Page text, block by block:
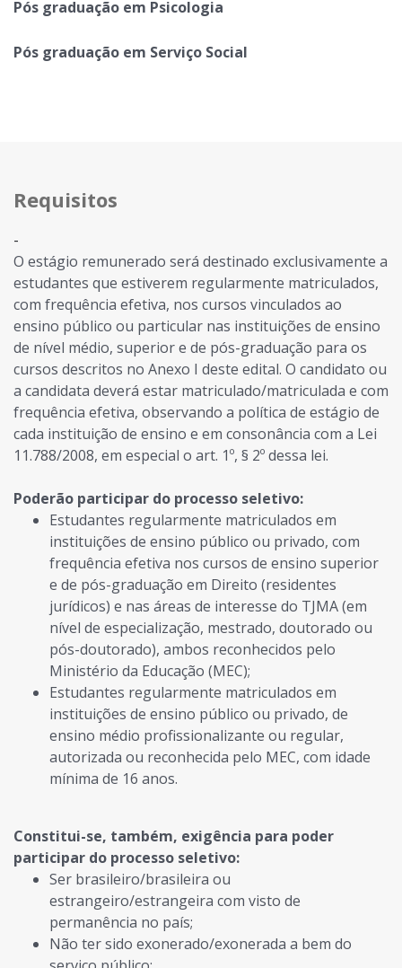
Pós graduação em Psicologia
Pós graduação em Serviço Social
Requisitos
-
O estágio remunerado será destinado exclusivamente a
estudantes que estiverem regularmente matriculados,
com frequência efetiva, nos cursos vinculados ao
ensino público ou particular nas instituições de ensino
de nível médio, superior e de pós-graduação para os
cursos descritos no Anexo I deste edital. O candidato ou
a candidata deverá estar matriculado/matriculada e com
frequência efetiva, observando a política de estágio de
cada instituição de ensino e em consonância com a Lei
11.788/2008, em especial o art. 1º, § 2º dessa lei.
Poderão participar do processo seletivo:
Estudantes regularmente matriculados em
instituições de ensino público ou privado, com
frequência efetiva nos cursos de ensino superior
e de pós-graduação em Direito (residentes
jurídicos) e nas áreas de interesse do TJMA (em
nível de especialização, mestrado, doutorado ou
pós-doutorado), ambos reconhecidos pelo
Ministério da Educação (MEC);
Estudantes regularmente matriculados em
instituições de ensino público ou privado, de
ensino médio profissionalizante ou regular,
autorizada ou reconhecida pelo MEC, com idade
mínima de 16 anos.
Constitui-se, também, exigência para poder
participar do processo seletivo:
Ser brasileiro/brasileira ou
estrangeiro/estrangeira com visto de
permanência no país;
Não ter sido exonerado/exonerada a bem do